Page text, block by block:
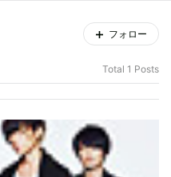
フォロー
Total 1 Posts